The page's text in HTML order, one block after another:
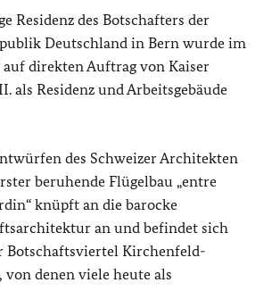
Residenz des Botschafters der
Deutschland in Bern wurde im
auf direkten Auftrag von Kaiser
als Residenz und Arbeitsgebäude
des Schweizer Architekten
beruhende Flügelbau „entre
knüpft an die barocke
an und befindet sich
Botschaftsviertel Kirchenfeld-
denen viele heute als